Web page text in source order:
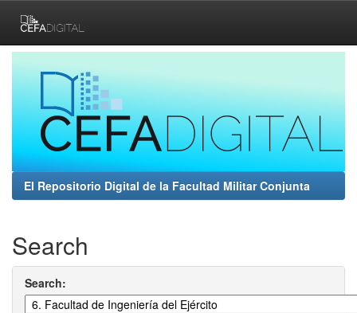
navigation
El Repositorio Digital de la Facultad Militar Conjunta
Search
Search: